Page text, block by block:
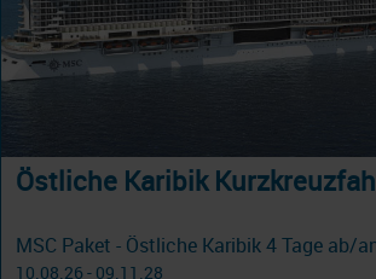
Östliche Karibik
10.08.26 - 09.11.28